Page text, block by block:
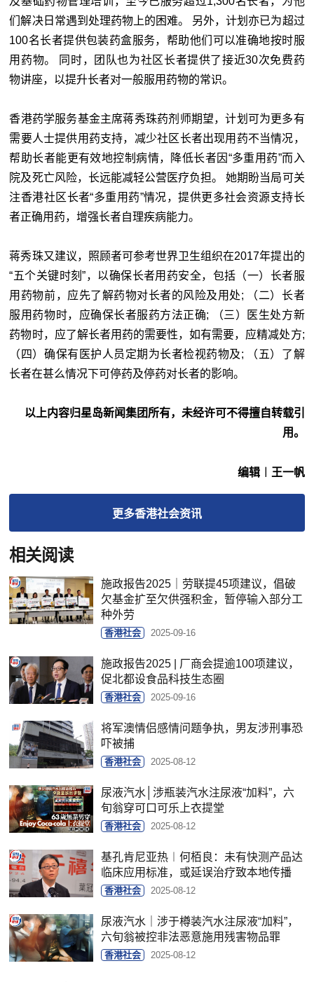
们解决日常遇到处理药物上的困难。 另外，计划亦已为超过
100名长者提供包装药盒服务，帮助他们可以准确地按时服
用药物。 同时，团队也为社区长者提供了接近30次免费药
物讲座，以提升长者对一般服用药物的常识。
香港药学服务基金主席蒋秀珠药剂师期望，计划可为更多有
需要人士提供用药支持，减少社区长者出现用药不当情况，
帮助长者能更有效地控制病情，降低长者因“多重用药”而入
院及死亡风险，长远能减轻公营医疗负担。 她期盼当局可关
注香港社区长者“多重用药”情况，提供更多社会资源支持长
者正确用药，增强长者自理疾病能力。
蒋秀珠又建议，照顾者可参考世界卫生组织在2017年提出的
“五个关键时刻”，以确保长者用药安全，包括（一）长者服
用药物前，应先了解药物对长者的风险及用处; （二）长者
服用药物时，应确保长者服药方法正确; （三）医生处方新
药物时，应了解长者用药的需要性，如有需要，应精减处方;
（四）确保有医护人员定期为长者检视药物及; （五）了解
长者在甚么情况下可停药及停药对长者的影响。
以上内容归星岛新闻集团所有，未经许可不得擅自转载引
用。
编辑︱王一帆
更多香港社会资讯
相关阅读
施政报告2025｜劳联提45项建议，倡破
欠基金扩至欠供强积金，暂停输入部分工
种外劳
香港社会 2025-09-16
施政报告2025 | 厂商会提逾100项建议，
促北都设食品科技生态圈
香港社会 2025-09-16
将军澳情侣感情问题争执，男友涉刑事恐
吓被捕
香港社会 2025-08-12
尿液汽水│涉瓶装汽水注尿液“加料”，六
旬翁穿可口可乐上衣提堂
香港社会 2025-08-12
基孔肯尼亚热︱何栢良：未有快测产品达
临床应用标准，或延误治疗致本地传播
香港社会 2025-08-12
尿液汽水｜涉于樽装汽水注尿液“加料”，
六旬翁被控非法恶意施用残害物品罪
香港社会 2025-08-12